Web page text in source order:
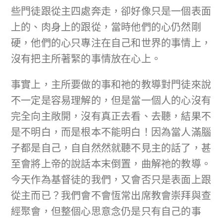
些門徒跟從主四處奔走，卻好像只是一個表面
上的、肉身上的跟從，當時他們的心仍然剛
硬，他們的心只專注在自己和世界的事情上，
沒有把主所著緊的事情放在心上。
事實上，主所要做的事和祂的教導對門徒來說
不一定是容易理解的，但是當一個人的心沒有
完全向主敞開，沒有真正去看、去聽，結果不
是不明白，而是根本不能明白！因為當人滿腦
子都是自己，自自然然就聽不見主的話了，甚
至會將上帝的說話本末倒置，曲解祂的教導。
今天作為基督徒的我們，又會否只是表面上跟
從主而已？我們會不會恆常出席教會崇拜與查
經聚會，但整個心思意念仍是只有自己的事